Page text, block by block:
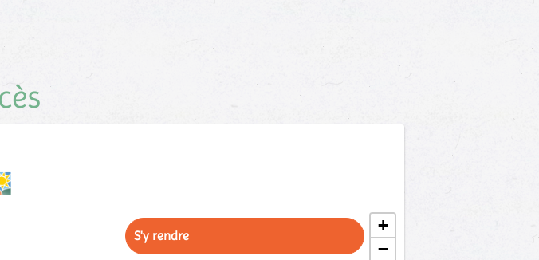
+
−
S'y rendre